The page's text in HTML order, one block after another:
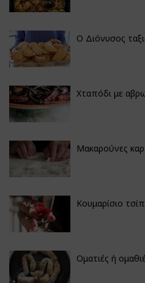
Ο Διόνυσος
Χταπόδι με
Μακαρούνες
Κουμαρίσιο
Οματιές ή